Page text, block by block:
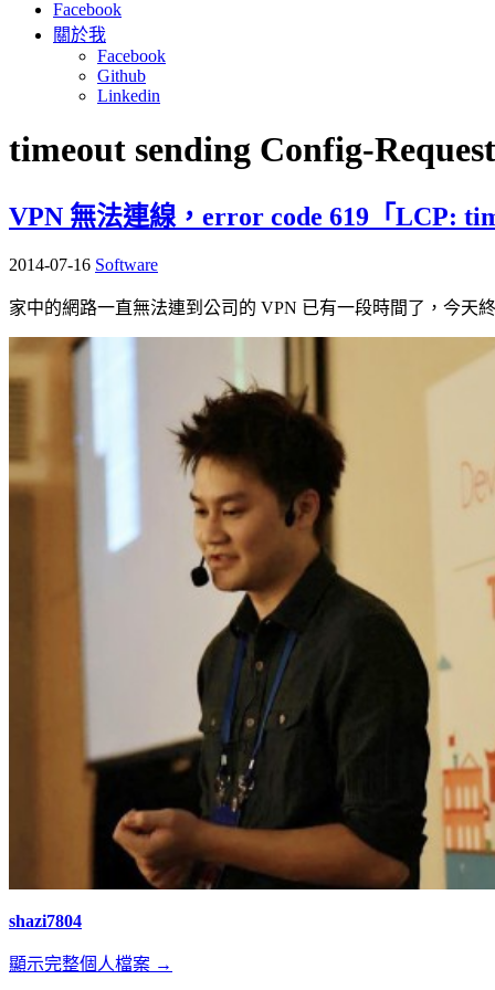
Facebook
關於我
Facebook
Github
Linkedin
timeout sending Config-
VPN 無法連線，error code 619「LCP:
2014-07-16 Software
家中的網路一直無法連到公司的 VPN 已有一段時間了，今
shazi7804
顯示完整個人檔案 →